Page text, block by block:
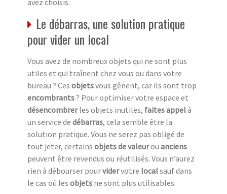
Le débarras, une solution pratique
pour vider un local
Vous avez de nombreux objets qui ne sont plus
utiles et qui traînent chez vous ou dans votre
bureau ? Ces objetsvous gênent, car ils sont trop
encombrants? Pour optimiser votre espace et
désencombrerles objets inutiles, faites appelà
un service de débarras, cela semble être la
solution pratique. Vous ne serez pas obligé de
tout jeter, certains objets de valeurou anciens
peuvent être revendus ou réutilisés. Vous n’aurez
rien à débourser pourvidervotre localsauf dans
le cas où les objets ne sont plus utilisables.